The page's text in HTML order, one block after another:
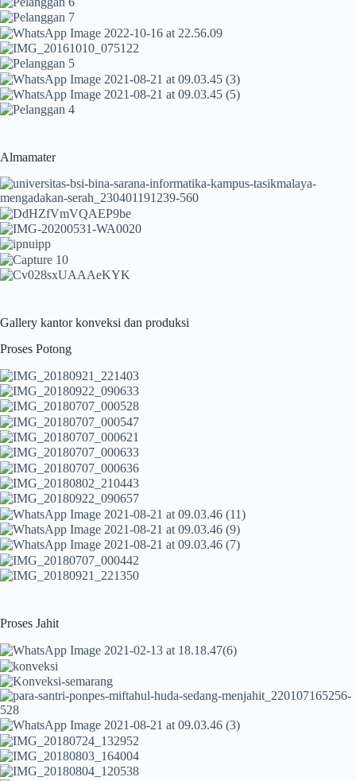
Almamater
Gallery kantor konveksi dan produksi
Proses Potong
Proses Jahit